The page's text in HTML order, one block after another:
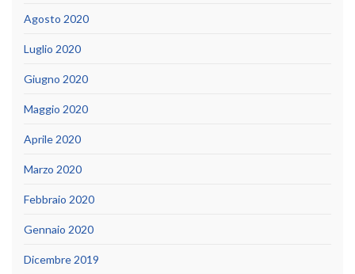
Agosto 2020
Luglio 2020
Giugno 2020
Maggio 2020
Aprile 2020
Marzo 2020
Febbraio 2020
Gennaio 2020
Dicembre 2019